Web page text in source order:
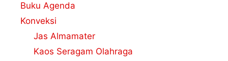
Buku Agenda
Konveksi
Jas Almamater
Kaos Seragam Olahraga